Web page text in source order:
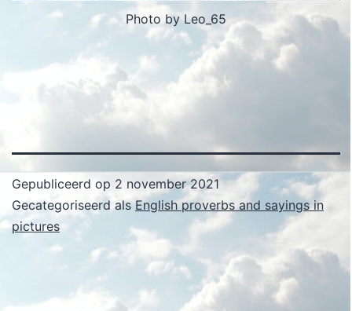
Photo by Leo_65
Gepubliceerd op 2 november 2021
Gecategoriseerd alsEnglish proverbs and sayings in
pictures